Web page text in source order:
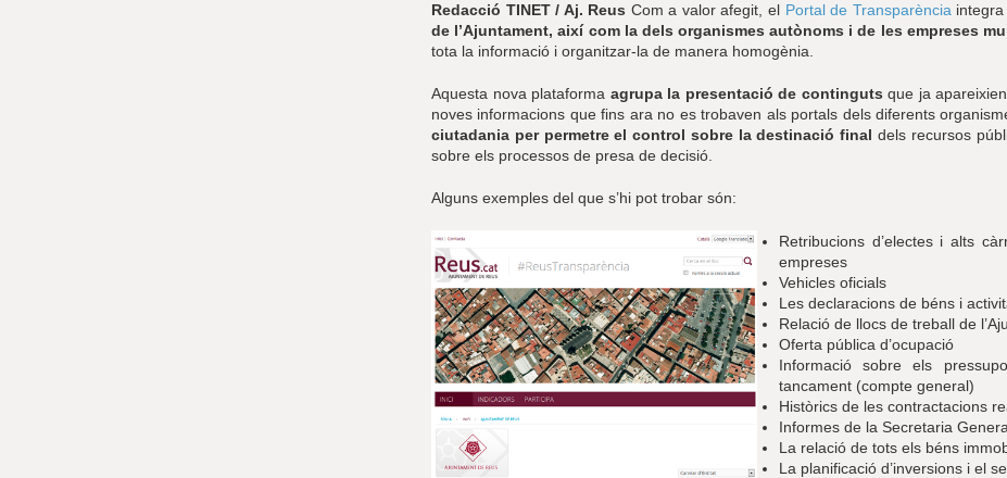
Redacció TINET / Aj. Reus Com a valor afegit, elPortal de Transparència
de l’Ajuntament, així com la dels organismes autònoms i de les empreses
tota la informació i organitzar-la de manera homogènia.
Aquesta nova plataforma agrupa la presentació de continguts que ja
noves informacions que fins ara no es trobaven als portals dels diferents
ciutadania per permetre el control sobre la destinació final dels recursos
sobre els processos de presa de decisió.
Alguns exemples del que s’hi pot trobar són:
Retribucions d’electes i alts
empreses
Vehicles oficials
Les declaracions de béns i
Relació de llocs de treball de
Oferta pública d’ocupació
Informació sobre els
tancament (compte general)
Històrics de les contractacions
Informes de la Secretaria
La relació de tots els béns
La planificació d’inversions i el